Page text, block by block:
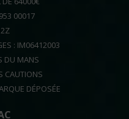
00017
: IM06412003
DU MANS
CAUTIONS
DÉPOSÉE